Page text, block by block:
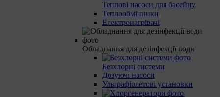
Теплові насоси для басейну
Теплообмінники
Електронагрівачі
Обладнання для дезінфекції води
Безхлорні системи
Дозуючі насоси
Ультрафіолетові установки